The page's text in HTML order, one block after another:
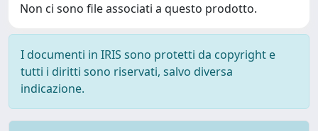
Non ci sono file associati a questo prodotto.
I documenti in IRIS sono protetti da copyright e
tutti i diritti sono riservati, salvo diversa
indicazione.